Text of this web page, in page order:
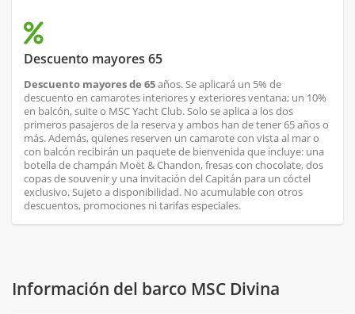
Descuento mayores 65
Descuento mayores de 65años. Se aplicará un 5% de
descuento en camarotes interiores y exteriores ventana; un 10%
en balcón, suite o MSC Yacht Club. Solo se aplica a los dos
primeros pasajeros de la reserva y ambos han de tener 65 años o
más. Además, quienes reserven un camarote con vista al mar o
con balcón recibirán un paquete de bienvenida que incluye: una
botella de champán Moët & Chandon, fresas con chocolate, dos
copas de souvenir y una invitación del Capitán para un cóctel
exclusivo. Sujeto a disponibilidad. No acumulable con otros
descuentos, promociones ni tarifas especiales.
Información del barco MSC Divina